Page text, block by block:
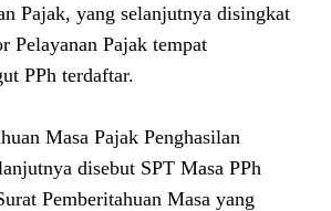
Pajak, yang selanjutnya disingkat
Pelayanan Pajak tempat
PPh terdaftar.
Masa Pajak Penghasilan
disebut SPT Masa PPh
Pemberitahuan Masa yang